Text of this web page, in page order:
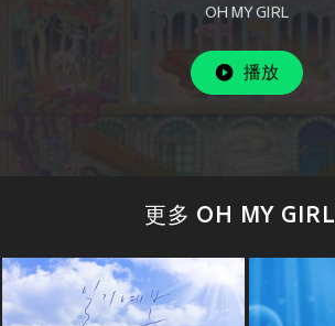
OH MY GIRL
播放
更多 OH MY GIRL